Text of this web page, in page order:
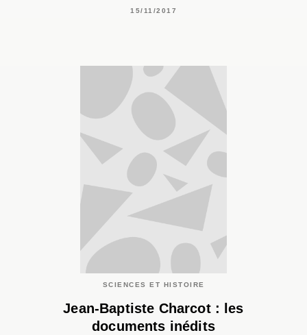
15/11/2017
SCIENCES ET HISTOIRE
Jean-Baptiste Charcot : les
documents inédits